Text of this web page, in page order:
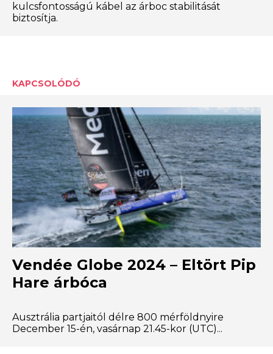
kulcsfontosságú kábel az árboc stabilitását
biztosítja.
KAPCSOLÓDÓ
Vendée Globe 2024 – Eltört Pip
Hare árbóca
Ausztrália partjaitól délre 800 mérföldnyire
December 15-én, vasárnap 21.45-kor (UTC)...